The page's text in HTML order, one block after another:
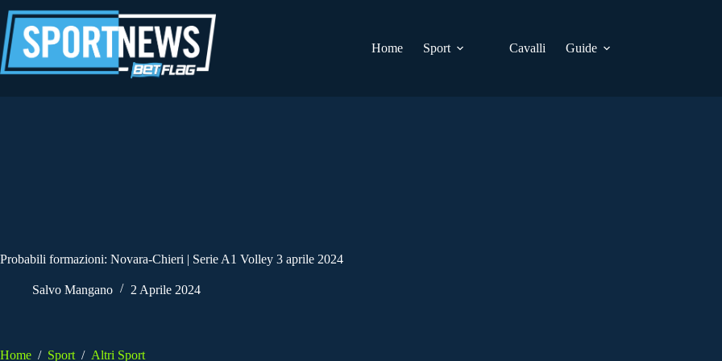
al
contenuto
Home
Sport Cavalli Guide
Probabili formazioni: Novara-Chieri | Serie A1 Volley 3 aprile 2024
Salvo Mangano 2 Aprile 2024
Home / Sport / Altri Sport